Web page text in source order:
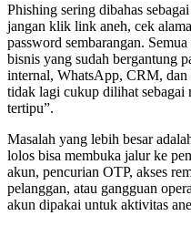
Phishing sering dibahas
jangan klik link aneh, cek
password sembarangan.
bisnis yang sudah bergantung
internal, WhatsApp, CRM, dan
tidak lagi cukup dilihat sebagai
tertipu”.
Masalah yang lebih besar
lolos bisa membuka jalur ke
akun, pencurian OTP, akses
pelanggan, atau gangguan
akun dipakai untuk aktivitas